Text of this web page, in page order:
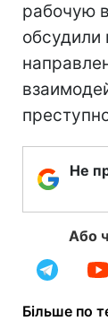
рабочую
обсудили
Не
Або
Більше по